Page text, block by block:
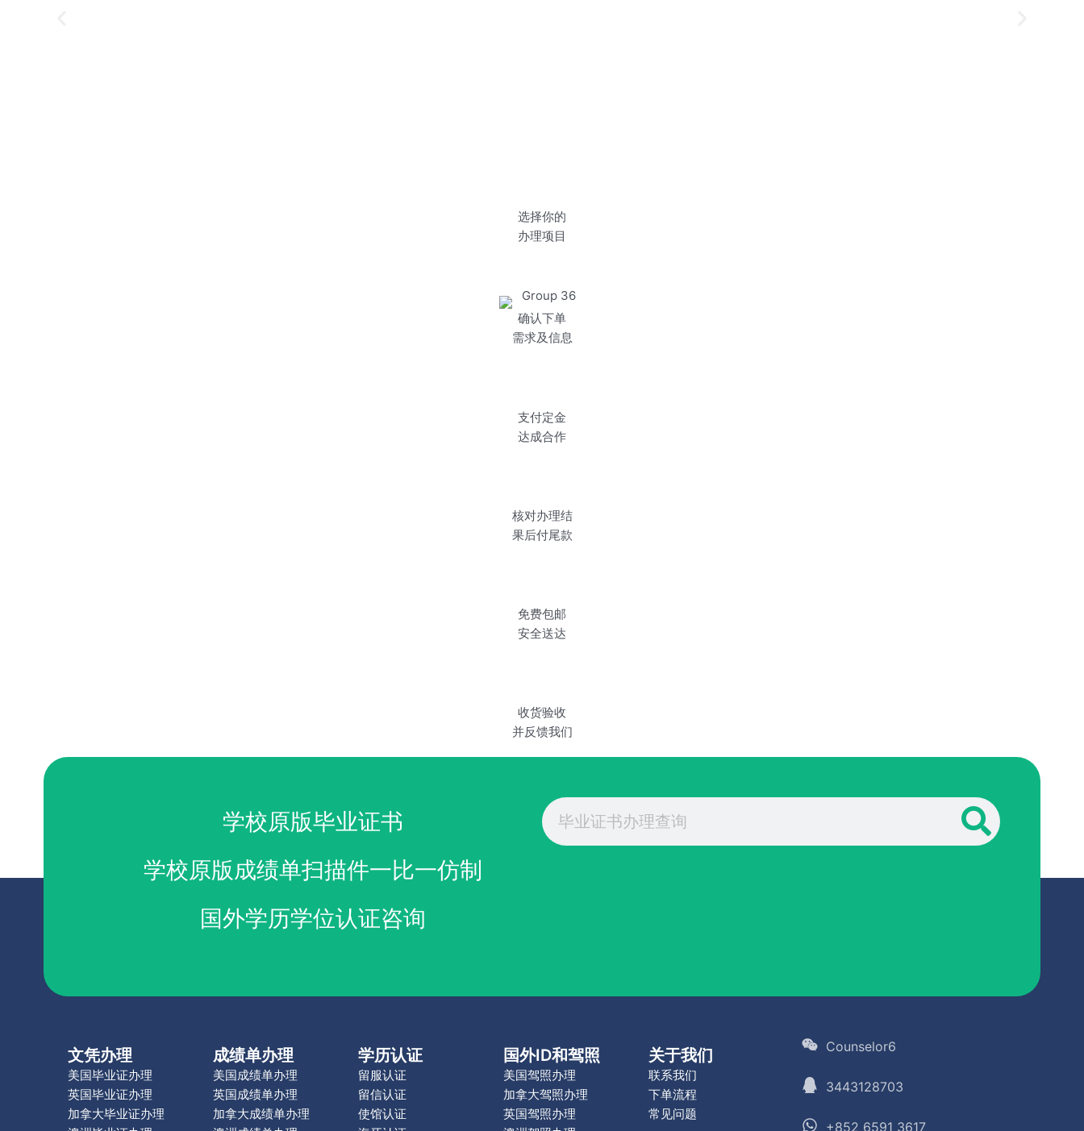
选择你的
办理项目
确认下单
需求及信息
支付定金
达成合作
核对办理结
果后付尾款
免费包邮
安全送达
收货验收
并反馈我们
验证无误
删除下单信息
学校原版毕业证书
学校原版成绩单扫描件一比一仿制
国外学历学位认证咨询
Search
文凭办理
美国毕业证办理
英国毕业证办理
加拿大毕业证办理
成绩单办理
美国成绩单办理
英国成绩单办理
加拿大成绩单办理
学历认证
留服认证
留信认证
使馆认证
国外ID和驾照
美国驾照办理
加拿大驾照办理
英国驾照办理
关于我们
联系我们
下单流程
常见问题
Counselor6
3443128703
+852 6591 3617